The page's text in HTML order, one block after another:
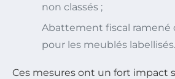
non classés ;
Abattement fiscal ramené
pour les meublés labellisés.
Ces mesures ont un fort impact